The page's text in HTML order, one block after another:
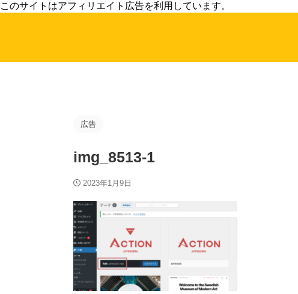
このサイトはアフィリエイト広告を利用しています。
広告
img_8513-1
2023年1月9日